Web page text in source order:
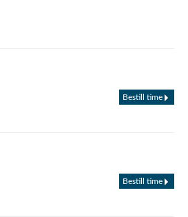
Bestill time
Bestill time